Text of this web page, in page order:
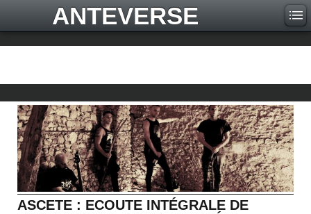
ANTEVERSE
ASCETE : ECOUTE INTÉGRALE DE